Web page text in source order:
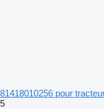
81418010256 pour
5